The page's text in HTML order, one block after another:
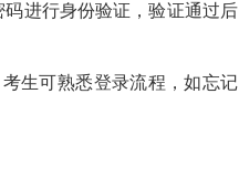
进行身份验证，验证通过后
生可熟悉登录流程，如忘记